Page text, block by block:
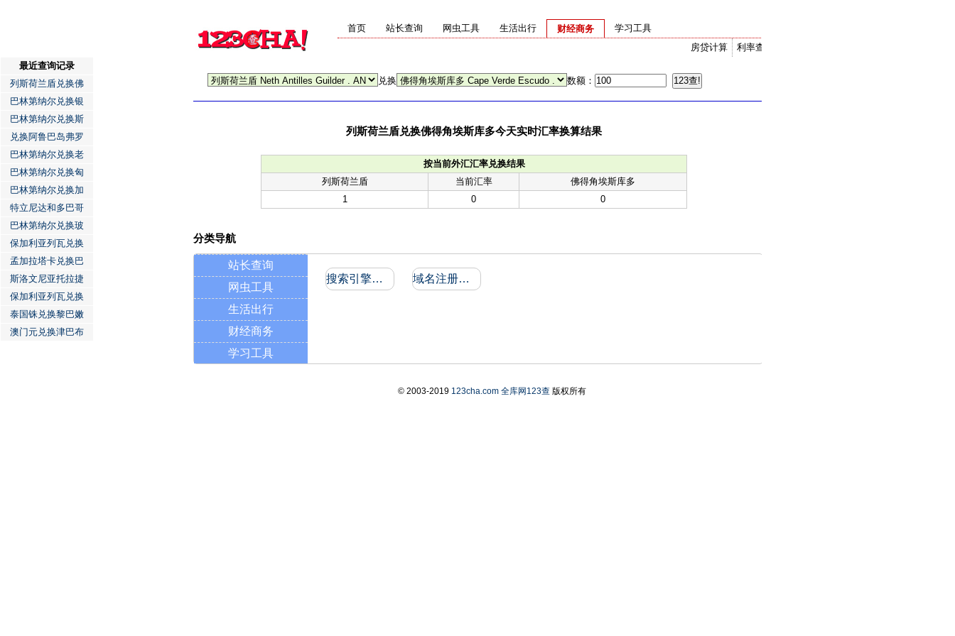
首页 站长查询 网虫工具 生活出行
财经商务
利率查询
房贷计算
学习工具
兑换 数额：
列斯荷兰盾兑换佛得角埃斯库多今天实时汇率换算结果
按当前外汇汇率兑换结果
列斯荷兰盾
当前汇率
佛得角埃斯库多
1
0 0
最近查询记录
列斯荷兰盾兑换佛
巴林第纳尔兑换银
巴林第纳尔兑换斯
兑换阿鲁巴岛弗罗
巴林第纳尔兑换老
巴林第纳尔兑换匈
巴林第纳尔兑换加
特立尼达和多巴哥
巴林第纳尔兑换玻
保加利亚列瓦兑换
孟加拉塔卡兑换巴
斯洛文尼亚托拉捷
保加利亚列瓦兑换
泰国铢兑换黎巴嫩
澳门元兑换津巴布
分类导航
站长查询
网虫工具
生活出行
财经商务
学习工具
搜索引擎收录和反向链接 域名注册信息
© 2003-2019 123cha.com 全库网123查版权所有